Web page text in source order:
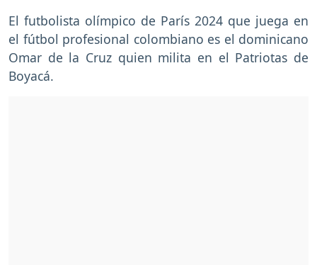
El futbolista olímpico de París 2024 que juega en
el fútbol profesional colombiano es el dominicano
Omar de la Cruz quien milita en el Patriotas de
Boyacá.